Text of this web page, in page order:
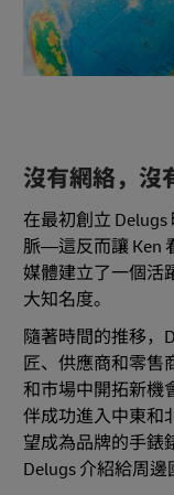
沒有網絡，沒
在最初創立
脈—這反而讓 Ken
媒體建立了一個活
大知名度。
隨著時間的推移，
匠、供應商和零售
和市場中開拓新機
伴成功進入中東和
望成為品牌的手錶
Delugs 介紹給周邊